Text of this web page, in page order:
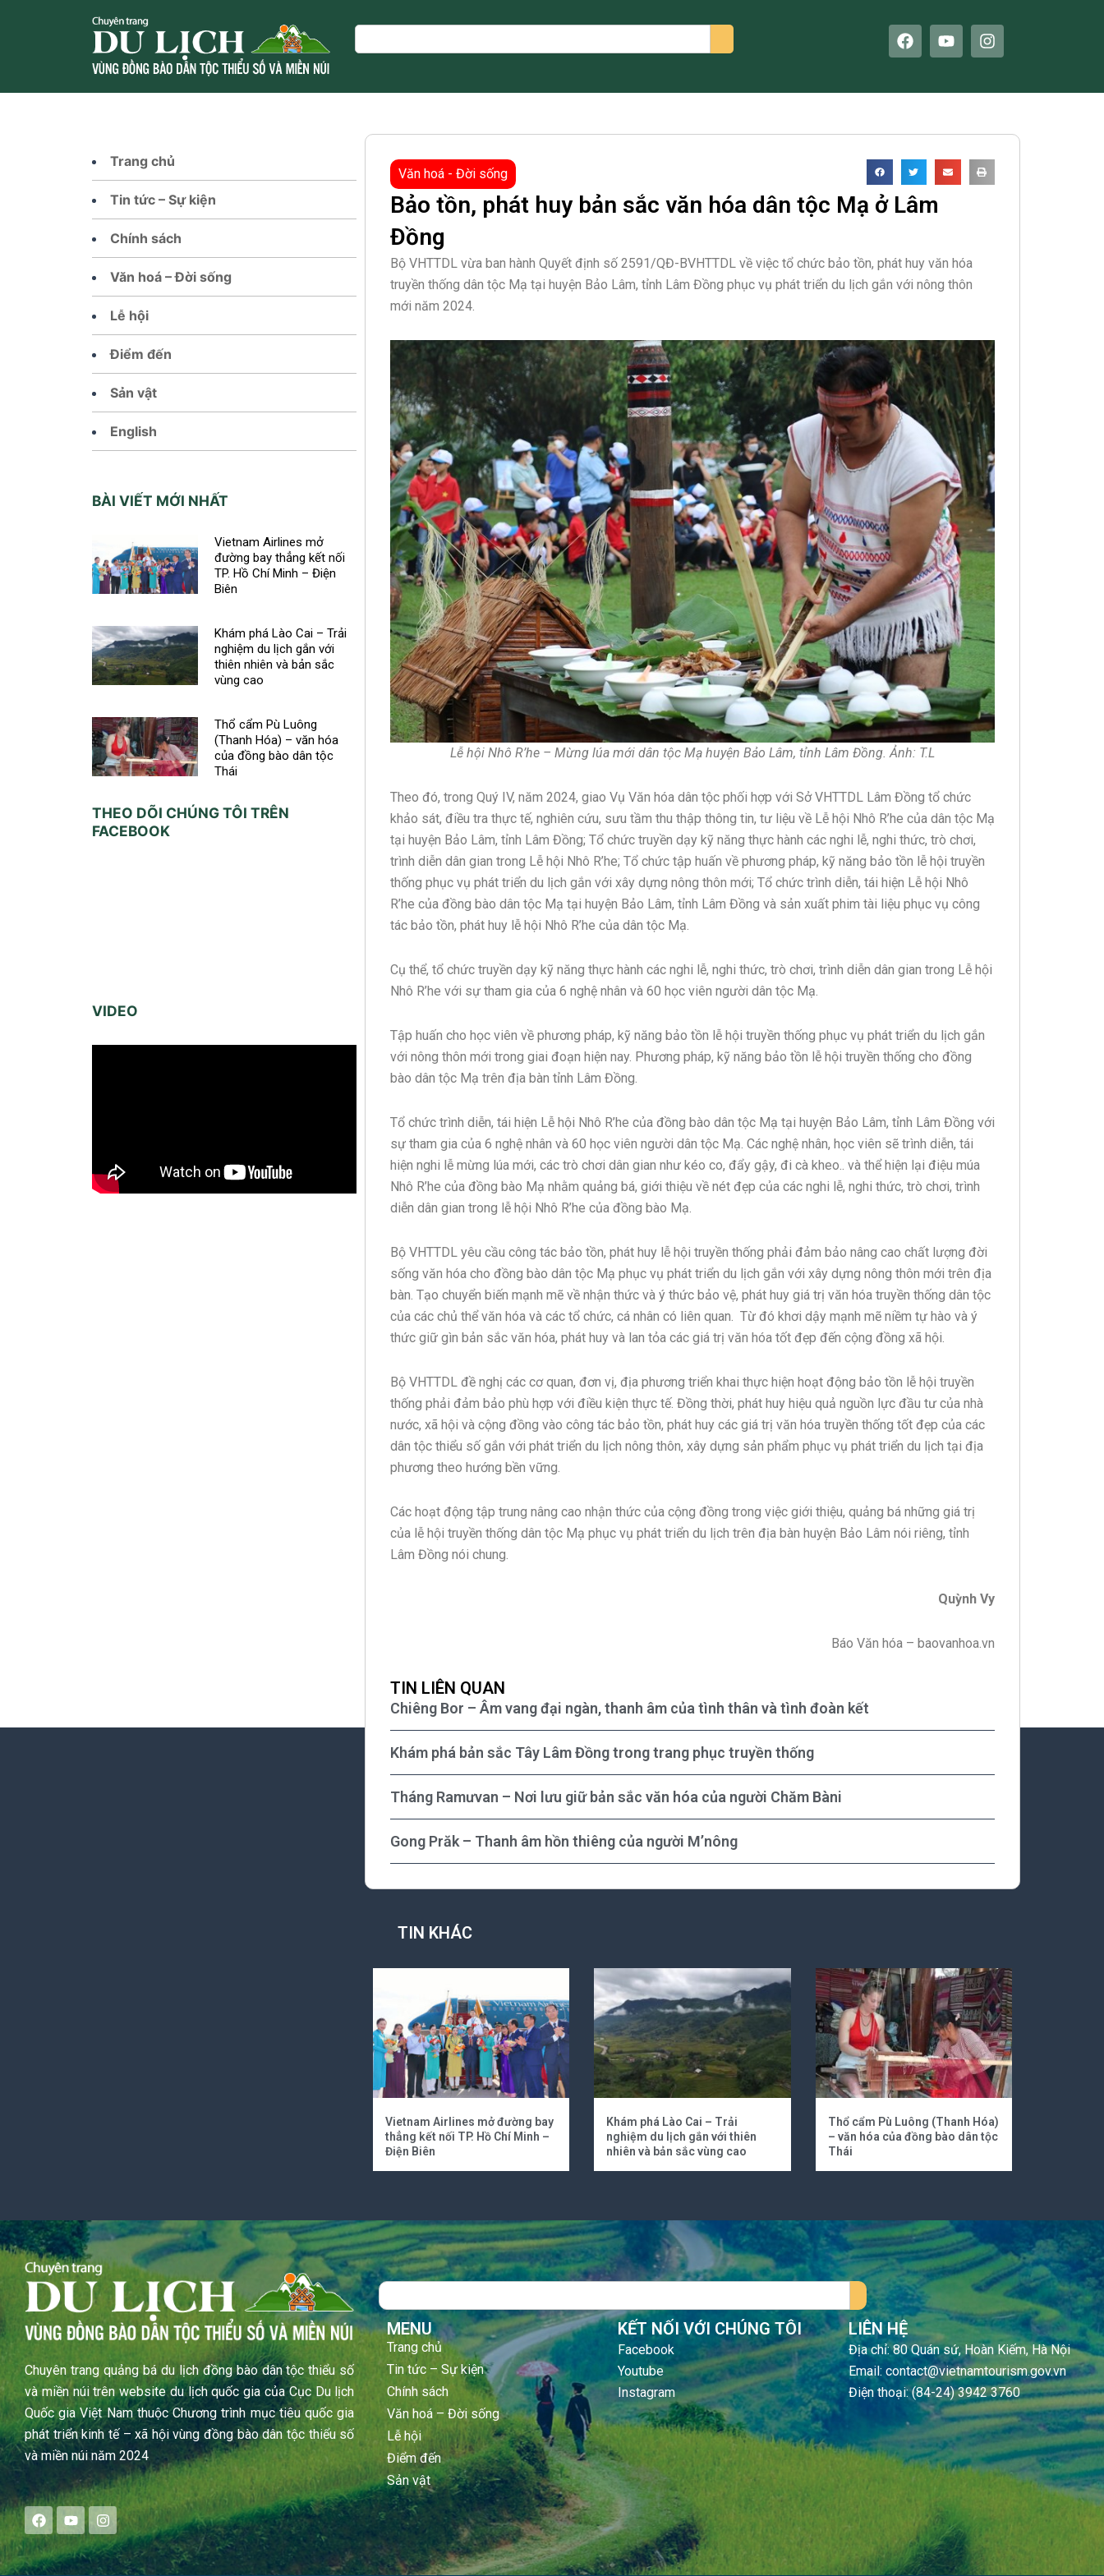
Search
F
a
b
o
Y
o
u
e
I
n
a
r
m
Trang chủ
Tin tức – Sự kiện
Chính sách
Văn hoá – Đời sống
Lễ hội
Điểm đến
Sản vật
English
BÀI VIẾT MỚI NHẤT
Vietnam Airlines mở
đường bay thẳng kết nối
TP. Hồ Chí Minh – Điện
Biên
Khám phá Lào Cai – Trải
nghiệm du lịch gắn với
thiên nhiên và bản sắc
vùng cao
Thổ cẩm Pù Luông
(Thanh Hóa) – văn hóa
của đồng bào dân tộc
Thái
THEO DÕI CHÚNG TÔI TRÊN
FACEBOOK
VIDEO
Văn hoá - Đời sống
Bảo tồn, phát huy bản sắc văn hóa dân tộc Mạ ở Lâm
Đồng
Bộ VHTTDL vừa ban hành Quyết định số 2591/QĐ-BVHTTDL về việc tổ chức bảo tồn, phát huy văn hóa
truyền thống dân tộc Mạ tại huyện Bảo Lâm, tỉnh Lâm Đồng phục vụ phát triển du lịch gắn với nông thôn
mới năm 2024.
Lễ hội Nhô R’he – Mừng lúa mới dân tộc Mạ huyện Bảo Lâm, tỉnh Lâm Đồng. Ảnh: T.L
Theo đó, trong Quý IV, năm 2024, giao Vụ Văn hóa dân tộc phối hợp với Sở VHTTDL Lâm Đồng tổ chức
khảo sát, điều tra thực tế, nghiên cứu, sưu tầm thu thập thông tin, tư liệu về Lễ hội Nhô R’he của dân tộc Mạ
tại huyện Bảo Lâm, tỉnh Lâm Đồng; Tổ chức truyền dạy kỹ năng thực hành các nghi lễ, nghi thức, trò chơi,
trình diễn dân gian trong Lễ hội Nhô R’he; Tổ chức tập huấn về phương pháp, kỹ năng bảo tồn lễ hội truyền
thống phục vụ phát triển du lịch gắn với xây dựng nông thôn mới; Tổ chức trình diễn, tái hiện Lễ hội Nhô
R’he của đồng bào dân tộc Mạ tại huyện Bảo Lâm, tỉnh Lâm Đồng và sản xuất phim tài liệu phục vụ công
tác bảo tồn, phát huy lễ hội Nhô R’he của dân tộc Mạ.
Cụ thể, tổ chức truyền dạy kỹ năng thực hành các nghi lễ, nghi thức, trò chơi, trình diễn dân gian trong Lễ hội
Nhô R’he với sự tham gia của 6 nghệ nhân và 60 học viên người dân tộc Mạ.
Tập huấn cho học viên về phương pháp, kỹ năng bảo tồn lễ hội truyền thống phục vụ phát triển du lịch gắn
với nông thôn mới trong giai đoạn hiện nay. Phương pháp, kỹ năng bảo tồn lễ hội truyền thống cho đồng
bào dân tộc Mạ trên địa bàn tỉnh Lâm Đồng.
Tổ chức trình diễn, tái hiện Lễ hội Nhô R’he của đồng bào dân tộc Mạ tại huyện Bảo Lâm, tỉnh Lâm Đồng với
sự tham gia của 6 nghệ nhân và 60 học viên người dân tộc Mạ. Các nghệ nhân, học viên sẽ trình diễn, tái
hiện nghi lễ mừng lúa mới, các trò chơi dân gian như kéo co, đẩy gậy, đi cà kheo.. và thể hiện lại điệu múa
Nhô R’he của đồng bào Mạ nhằm quảng bá, giới thiệu về nét đẹp của các nghi lễ, nghi thức, trò chơi, trình
diễn dân gian trong lễ hội Nhô R’he của đồng bào Mạ.
Bộ VHTTDL yêu cầu công tác bảo tồn, phát huy lễ hội truyền thống phải đảm bảo nâng cao chất lượng đời
sống văn hóa cho đồng bào dân tộc Mạ phục vụ phát triển du lịch gắn với xây dựng nông thôn mới trên địa
bàn. Tạo chuyển biến mạnh mẽ về nhận thức và ý thức bảo vệ, phát huy giá trị văn hóa truyền thống dân tộc
của các chủ thể văn hóa và các tổ chức, cá nhân có liên quan. Từ đó khơi dậy mạnh mẽ niềm tự hào và ý
thức giữ gìn bản sắc văn hóa, phát huy và lan tỏa các giá trị văn hóa tốt đẹp đến cộng đồng xã hội.
Bộ VHTTDL đề nghị các cơ quan, đơn vị, địa phương triển khai thực hiện hoạt động bảo tồn lễ hội truyền
thống phải đảm bảo phù hợp với điều kiện thực tế. Đồng thời, phát huy hiệu quả nguồn lực đầu tư của nhà
nước, xã hội và cộng đồng vào công tác bảo tồn, phát huy các giá trị văn hóa truyền thống tốt đẹp của các
dân tộc thiểu số gắn với phát triển du lịch nông thôn, xây dựng sản phẩm phục vụ phát triển du lịch tại địa
phương theo hướng bền vững.
Các hoạt động tập trung nâng cao nhận thức của cộng đồng trong việc giới thiệu, quảng bá những giá trị
của lễ hội truyền thống dân tộc Mạ phục vụ phát triển du lịch trên địa bàn huyện Bảo Lâm nói riêng, tỉnh
Lâm Đồng nói chung.
Quỳnh Vy
Báo Văn hóa – baovanhoa.vn
TIN LIÊN QUAN
Chiêng Bor – Âm vang đại ngàn, thanh âm của tình thân và tình đoàn kết
Khám phá bản sắc Tây Lâm Đồng trong trang phục truyền thống
Tháng Ramưvan – Nơi lưu giữ bản sắc văn hóa của người Chăm Bàni
Gong Prăk – Thanh âm hồn thiêng của người M’nông
TIN KHÁC
Vietnam Airlines mở đường bay
thẳng kết nối TP. Hồ Chí Minh –
Điện Biên
Khám phá Lào Cai – Trải
nghiệm du lịch gắn với thiên
nhiên và bản sắc vùng cao
Thổ cẩm Pù Luông (Thanh Hóa)
– văn hóa của đồng bào dân tộc
Thái
Chuyên trang quảng bá du lịch đồng bào dân tộc thiểu số
và miền núi trên website du lịch quốc gia của Cục Du lịch
Quốc gia Việt Nam thuộc Chương trình mục tiêu quốc gia
phát triển kinh tế – xã hội vùng đồng bào dân tộc thiểu số
và miền núi năm 2024
F
a
c
e
b
Y
o
u
t
u
I
n
s
t
a
Search
MENU
Trang chủ
Tin tức – Sự kiện
Chính sách
Văn hoá – Đời sống
Lễ hội
Điểm đến
Sản vật
KẾT NỐI VỚI CHÚNG TÔI
Facebook
Youtube
Instagram
LIÊN HỆ
Địa chỉ: 80 Quán sứ, Hoàn Kiếm, Hà Nội
Email: contact@vietnamtourism.gov.vn
Điện thoại: (84-24) 3942 3760